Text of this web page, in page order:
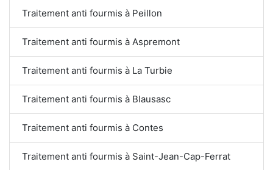
Traitement anti fourmis à Peillon
Traitement anti fourmis à Aspremont
Traitement anti fourmis à La Turbie
Traitement anti fourmis à Blausasc
Traitement anti fourmis à Contes
Traitement anti fourmis à Saint-Jean-Cap-Ferrat